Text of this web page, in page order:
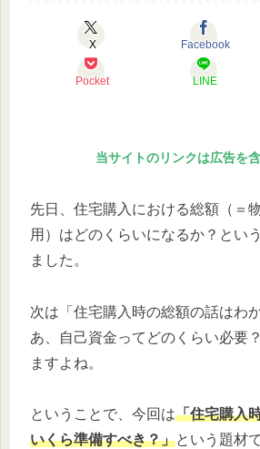
X Facebook
Pocket LINE
当サイトのリンクは広告を含
先日、住宅購入における総額（＝
用）はどのくらいになるか？とい
ました。
次は「住宅購入時の総額の話はわ
あ、自己資金ってどのくらい必要
ますよね。
ということで、今回は「住宅購入
いくら準備すべき？」という題材